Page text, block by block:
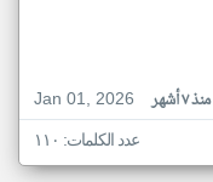
Jan 01, 2026
منذ ٧ أشهر
عدد الكلمات: ١١٠